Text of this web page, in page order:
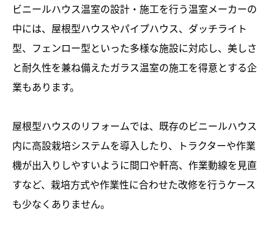
ビニールハウス温室の設計・施工を行う温室メーカーの
中には、屋根型ハウスやパイプハウス、ダッチライト
型、フェンロー型といった多様な施設に対応し、美しさ
と耐久性を兼ね備えたガラス温室の施工を得意とする企
業もあります。
屋根型ハウスのリフォームでは、既存のビニールハウス
内に高設栽培システムを導入したり、トラクターや作業
機が出入りしやすいように間口や軒高、作業動線を見直
すなど、栽培方式や作業性に合わせた改修を行うケース
も少なくありません。